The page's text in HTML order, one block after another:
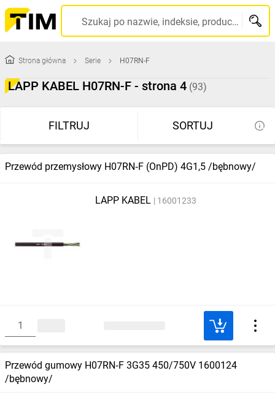
Szukaj po nazwie, indeksie, producencie, kodzie kreskowym...
Strona główna Serie H07RN-F
LAPP KABEL H07RN-F - strona 4 (93)
FILTRUJ SORTUJ
Przewód przemysłowy H07RN‑F (OnPD) 4G1,5 /bębnowy/
LAPP KABEL 16001233
Przewód gumowy H07RN‑F 3G35 450/750V 1600124
/bębnowy/